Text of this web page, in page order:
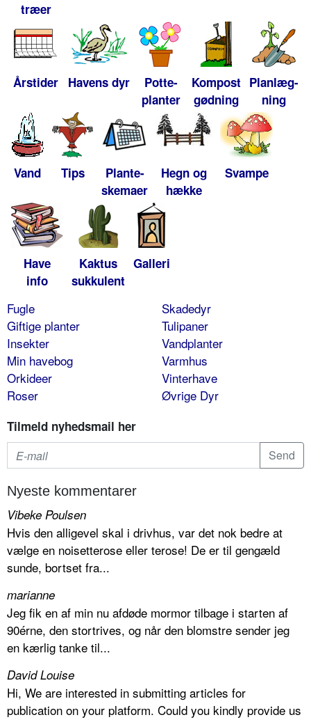
træer
Årstider Havens dyr
Potte-
planter
Kompost
gødning
Planlæg-
ning
Vand Tips
Plante-
skemaer
Hegn og
hække
Svampe
Have
info
Kaktus
sukkulent
Galleri
Fugle
Giftige planter
Insekter
Min havebog
Orkideer
Roser
Skadedyr
Tulipaner
Vandplanter
Varmhus
Vinterhave
Øvrige Dyr
Tilmeld nyhedsmail her
Nyeste kommentarer
Vibeke Poulsen
Hvis den alligevel skal i drivhus, var det nok bedre at
vælge en noisetterose eller terose! De er til gengæld
sunde, bortset fra...
marianne
Jeg fik en af min nu afdøde mormor tilbage i starten af
90érne, den stortrives, og når den blomstre sender jeg
en kærlig tanke til...
David Louise
Hi, We are interested in submitting articles for
publication on your platform. Could you kindly provide us